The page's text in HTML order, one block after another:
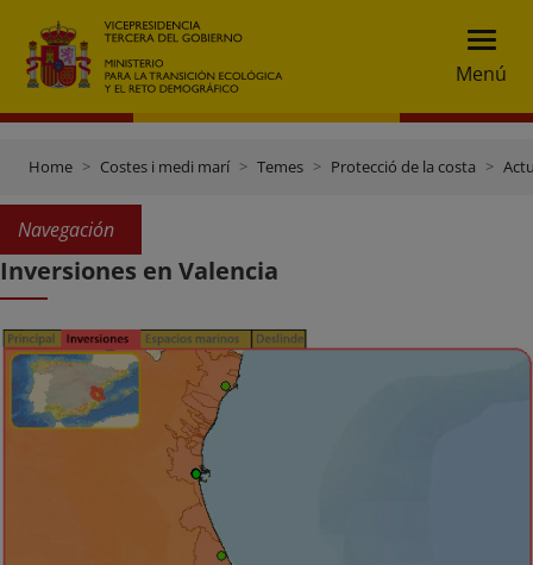
Menú
Home Costes i medi marí Temes Protecció de la costa
Navegación
Inversiones en Valencia